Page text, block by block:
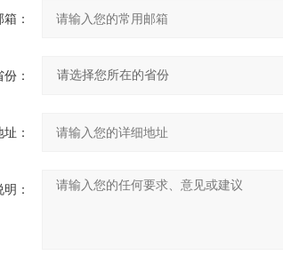
：
份：
：
：